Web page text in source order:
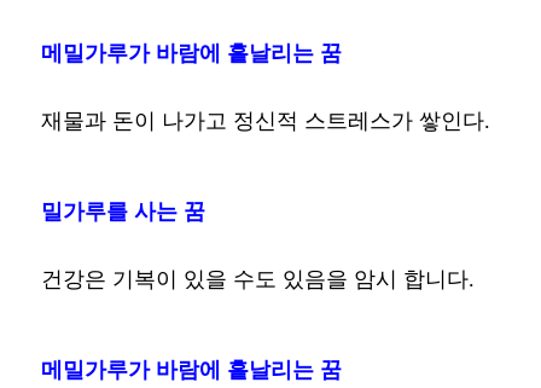
메밀가루가 바람에 흩날리는 꿈
재물과 돈이 나가고 정신적 스트레스가 쌓인다.
밀가루를 사는 꿈
건강은 기복이 있을 수도 있음을 암시 합니다.
메밀가루가 바람에 흩날리는 꿈